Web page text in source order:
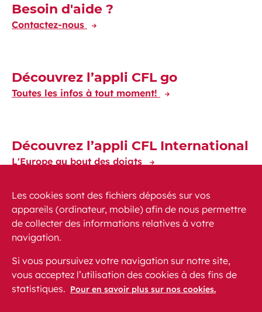
Découvrez-en plus
Besoin d'aide ?
Contactez-nous
Découvrez l’appli CFL go
Toutes les infos à tout moment!
Découvrez l’appli CFL International
L'Europe au bout des doigts
Mentions légales
Protection des données personnelles
Les cookies sont des fichiers déposés sur vos
appareils (ordinateur, mobile) afin de nous permettre
de collecter des informations relatives à votre
navigation.
Si vous poursuivez votre navigation sur notre site,
vous acceptez l’utilisation des cookies à des fins de
statistiques. Pour en savoir plus sur nos cookies.